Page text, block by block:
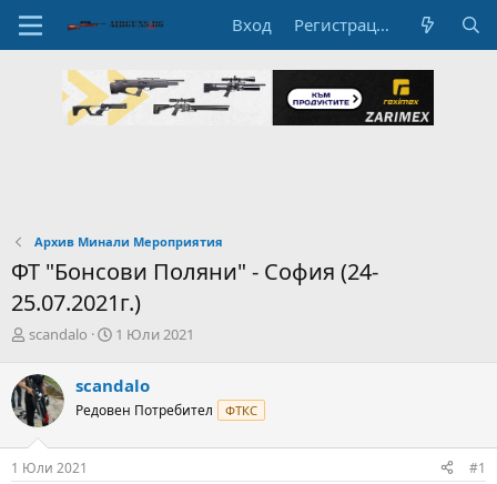
Вход Регистрация
Архив Минали Мероприятия
ФТ "Бонсови Поляни" - София (24-
25.07.2021г.)
А
т
о
р
н
а
т
scandalo
Н
а
л
а
1 Юли 2021
scandalo
Редовен Потребител ФТКС
1 Юли 2021 #1